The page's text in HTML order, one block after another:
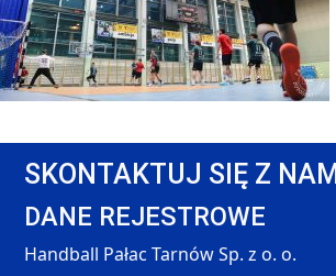
SKONTAKTUJ SIĘ Z NAMI
DANE REJESTROWE
Handball Pałac Tarnów Sp. z o. o.